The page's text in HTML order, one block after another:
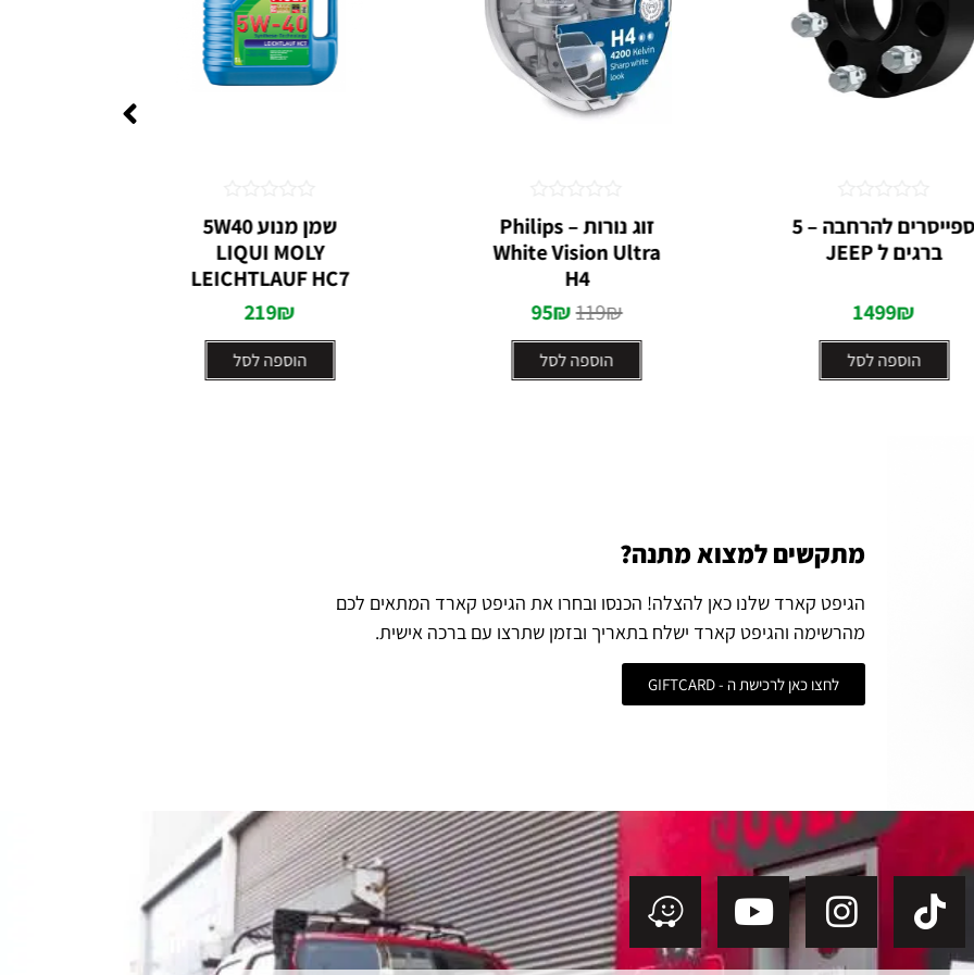
ספייסרים להרחבה – 5
ברגים ל JEEP
1499₪
הוספה לסל
0
מתוך
5
זוג נורות Philips –
White Vision Ultra
H4
119₪
95₪
הוספה לסל
דורג
0
מתוך
5
שמן מנוע 5W40
LIQUI MOLY
LEICHTLAUF HC7
219₪
הוספה לסל
0
מתוך
5
מתקשים למצוא מתנה?
הגיפט קארד שלנו כאן להצלה! הכנסו ובחרו את הגיפט קארד המתאים לכם
מהרשימה והגיפט קארד ישלח בתאריך ובזמן שתרצו עם ברכה אישית.
לחצו כאן לרכישת ה - GIFTCARD